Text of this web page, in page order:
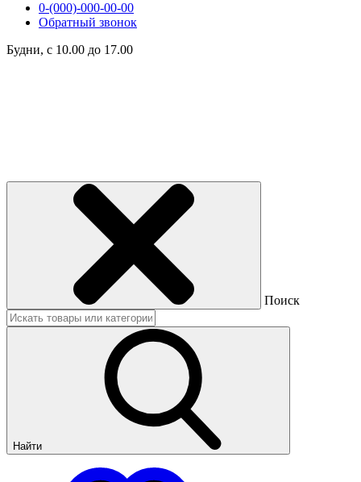
0-(000)-000-00-00
Обратный звонок
Будни, с 10.00 до 17.00
Поиск
Найти